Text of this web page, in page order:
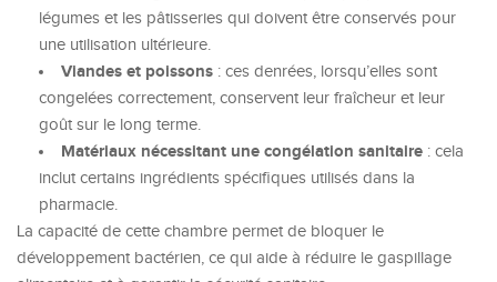
légumes et les pâtisseries qui doivent être conservés pour
une utilisation ultérieure.
Viandes et poissons : ces denrées, lorsqu’elles sont
congelées correctement, conservent leur fraîcheur et leur
goût sur le long terme.
Matériaux nécessitant une congélation sanitaire : cela
inclut certains ingrédients spécifiques utilisés dans la
pharmacie.
La capacité de cette chambre permet de bloquer le
développement bactérien, ce qui aide à réduire le gaspillage